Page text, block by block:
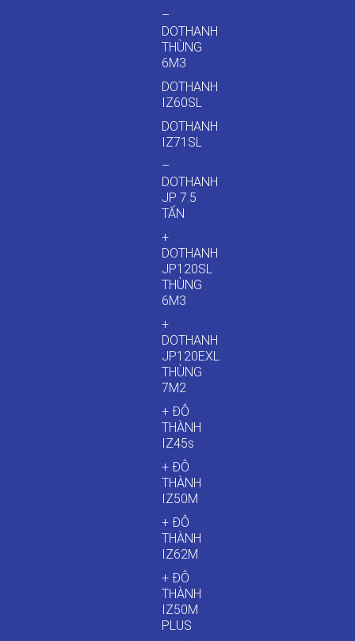
–
DOTHANH
THÙNG
6M3
DOTHANH
IZ60SL
DOTHANH
IZ71SL
–
DOTHANH
JP 7.5
TẤN
+
DOTHANH
JP120SL
THÙNG
6M3
+
DOTHANH
JP120EXL
THÙNG
7M2
+ ĐÔ
THÀNH
IZ45s
+ ĐÔ
THÀNH
IZ50M
+ ĐÔ
THÀNH
IZ62M
+ ĐÔ
THÀNH
IZ50M
PLUS